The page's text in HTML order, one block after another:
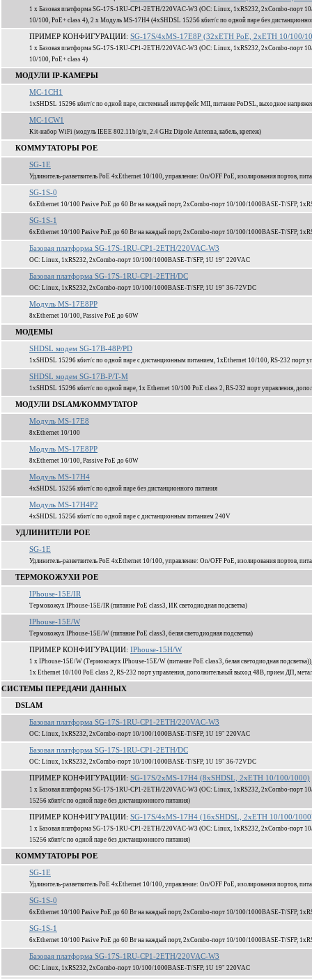
1 x Базовая платформа SG-17S-1RU-CP1-2ETH/220VAC-W3 (ОС: Linux, 1xRS232, 2xCombo-порт
10/100, PoE+ class 4), 2 x Модуль MS-17H4 (4xSHDSL 15256 кбит/c по одной паре без
ПРИМЕР КОНФИГУРАЦИИ: SG-17S/4xMS-17E8P (32xETH PoE, 2xETH 10/100/
1 x Базовая платформа SG-17S-1RU-CP1-2ETH/220VAC-W3 (ОС: Linux, 1xRS232, 2xCombo-порт
10/100, PoE+ class 4)
МОДУЛИ IP-КАМЕРЫ
MC-1CH1
1xSHDSL 15296 кбит/c по одной паре, системный интерфейс MII, питание PoDSL, выходное
MC-1CW1
Kit-набор WiFi (модуль IEEE 802.11b/g/n, 2.4 GHz Dipole Antenna, кабель, крепеж)
КОММУТАТОРЫ POE
SG-1E
Удлинитель-разветвитель PoE 4xEthernet 10/100, управление: On/OFF PoE, изолирования портов,
SG-1S-0
6xEthernet 10/100 Pasive PoE до 60 Вт на каждый порт, 2xCombo-порт 10/100/1000BASE-T/SFP,
SG-1S-1
6xEthernet 10/100 Pasive PoE до 60 Вт на каждый порт, 2xCombo-порт 10/100/1000BASE-T/SFP,
Базовая платформа SG-17S-1RU-CP1-2ETH/220VAC-W3
ОС: Linux, 1xRS232, 2xCombo-порт 10/100/1000BASE-T/SFP, 1U 19" 220VAC
Базовая платформа SG-17S-1RU-CP1-2ETH/DC
ОС: Linux, 1xRS232, 2xCombo-порт 10/100/1000BASE-T/SFP, 1U 19" 36-72VDC
Модуль MS-17E8PP
8xEthernet 10/100, Passive PoE до 60W
МОДЕМЫ
SHDSL модем SG-17B-48P/PD
1xSHDSL 15296 кбит/c по одной паре с дистанционным питанием, 1xEthernet 10/100, RS-232 порт
SHDSL модем SG-17B-P/T-M
1xSHDSL 15296 кбит/c по одной паре, 1x Ethernet 10/100 PoE class 2, RS-232 порт управления,
МОДУЛИ DSLAM/КОММУТАТОР
Модуль MS-17E8
8xEthernet 10/100
Модуль MS-17E8PP
8xEthernet 10/100, Passive PoE до 60W
Модуль MS-17H4
4xSHDSL 15256 кбит/c по одной паре без дистанционного питания
Модуль MS-17H4P2
4xSHDSL 15256 кбит/c по одной паре c дистанционным питанием 240V
УДЛИНИТЕЛИ POE
SG-1E
Удлинитель-разветвитель PoE 4xEthernet 10/100, управление: On/OFF PoE, изолирования портов,
ТЕРМОКОЖУХИ POE
IPhouse-15E/IR
Термокожух IPhouse-15E/IR (питание PoE class3, ИК светодиодная подсветка)
IPhouse-15E/W
Термокожух IPhouse-15E/W (питание PoE class3, белая светодиодная подсветка)
ПРИМЕР КОНФИГУРАЦИИ: IPhouse-15H/W
1 x IPhouse-15E/W (Термокожух IPhouse-15E/W (питание PoE class3, белая светодиодная
1x Ethernet 10/100 PoE class 2, RS-232 порт управления, дополнительный выход 48В, прием ДП,
СИСТЕМЫ ПЕРЕДАЧИ ДАННЫХ
DSLAM
Базовая платформа SG-17S-1RU-CP1-2ETH/220VAC-W3
ОС: Linux, 1xRS232, 2xCombo-порт 10/100/1000BASE-T/SFP, 1U 19" 220VAC
Базовая платформа SG-17S-1RU-CP1-2ETH/DC
ОС: Linux, 1xRS232, 2xCombo-порт 10/100/1000BASE-T/SFP, 1U 19" 36-72VDC
ПРИМЕР КОНФИГУРАЦИИ: SG-17S/2xMS-17H4 (8xSHDSL, 2xETH 10/100/1000)
1 x Базовая платформа SG-17S-1RU-CP1-2ETH/220VAC-W3 (ОС: Linux, 1xRS232, 2xCombo-порт
15256 кбит/c по одной паре без дистанционного питания)
ПРИМЕР КОНФИГУРАЦИИ: SG-17S/4xMS-17H4 (16xSHDSL, 2xETH 10/100/
1 x Базовая платформа SG-17S-1RU-CP1-2ETH/220VAC-W3 (ОС: Linux, 1xRS232, 2xCombo-порт
15256 кбит/c по одной паре без дистанционного питания)
КОММУТАТОРЫ POE
SG-1E
Удлинитель-разветвитель PoE 4xEthernet 10/100, управление: On/OFF PoE, изолирования портов,
SG-1S-0
6xEthernet 10/100 Pasive PoE до 60 Вт на каждый порт, 2xCombo-порт 10/100/1000BASE-T/SFP,
SG-1S-1
6xEthernet 10/100 Pasive PoE до 60 Вт на каждый порт, 2xCombo-порт 10/100/1000BASE-T/SFP,
Базовая платформа SG-17S-1RU-CP1-2ETH/220VAC-W3
ОС: Linux, 1xRS232, 2xCombo-порт 10/100/1000BASE-T/SFP, 1U 19" 220VAC